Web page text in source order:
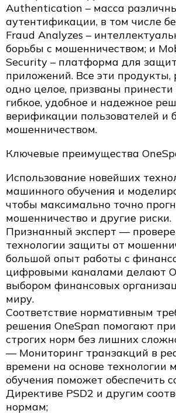
Authentication – масса
аутентификации, в том числе
Fraud Analyzes –
борьбы с мошенничеством; и
Security – платформа для
приложений. Все эти продукты,
одно целое, призваны принести
гибкое, удобное и надежное
верификации пользователей и
мошенничеством.
Ключевые преимущества
Использование новейших
машинного обучения и
чтобы максимально точно
мошенничество и другие риски.
Признанный эксперт —
технологии защиты от
большой опыт работы с
цифровыми каналами делают
выбором финансовых
миру.
Соответствие нормативным
решения OneSpan помогают
строгих норм без лишних
— Мониторинг транзакций в
времени на основе технологии
обучения поможет обеспечить
Директиве PSD2 и другим
нормам;